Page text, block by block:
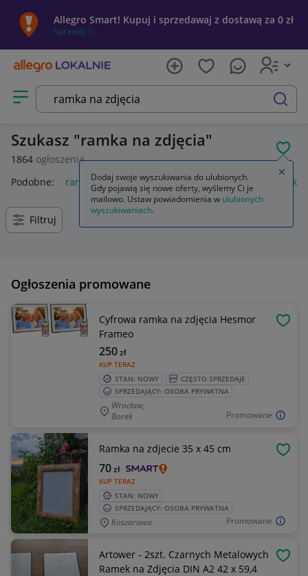
Allegro Smart! Kupuj i sprzedawaj z dostawą za 0 zł
Sprawdź »
Otwórz menu z kategoriami
szukaj
Szukasz ramka na zdjęcia
1864 ogłoszenia
Podobne: ramka na zdjęcia ramka na zdjęcia 10x15
Filtruj
Ogłoszenia promowane
Promowane
Cyfrowa ramka na zdjęcia Hesmor
Frameo
KUP TERAZ
250zł
STAN: NOWY
CZĘSTO SPRZEDAJE
SPRZEDAJĄCY: OSOBA PRYWATNA
Wrocław,
Borek
Promowane
Ramka na zdjecie 35 x 45 cm
KUP TERAZ
70zł
STAN: NOWY
SPRZEDAJĄCY: OSOBA PRYWATNA
Koszarawa
Artower - 2szt. Czarnych Metalowych
Ramek na Zdjęcia DIN A2 42 x 59,4
Dodaj swoje wyszukiwania do ulubionych.
Gdy pojawią się nowe oferty, wyślemy Ci je
mailowo. Ustaw powiadomienia w ulubionych
wyszukiwaniach.